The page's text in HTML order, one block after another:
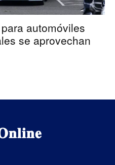
automóviles
se aprovechan